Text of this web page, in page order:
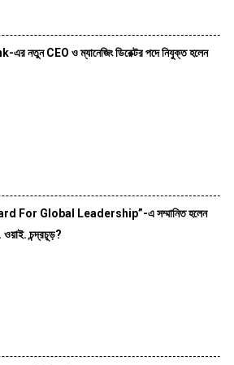
CEO ও ম্যানেজিং ডিরেক্টর পদে নিযুক্ত হলেন
For Global Leadership”-এ সম্মানিত হলেন
ওয়াই. চন্দ্রচূড়?